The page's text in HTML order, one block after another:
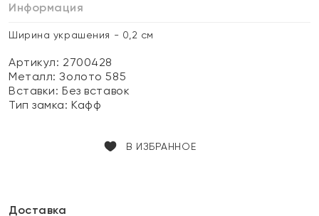
Информация
Ширина украшения - 0,2 см
Артикул: 2700428
Металл:Золото 585
Вставки:Без вставок
Тип замка:Кафф
В ИЗБРАННОЕ
Доставка